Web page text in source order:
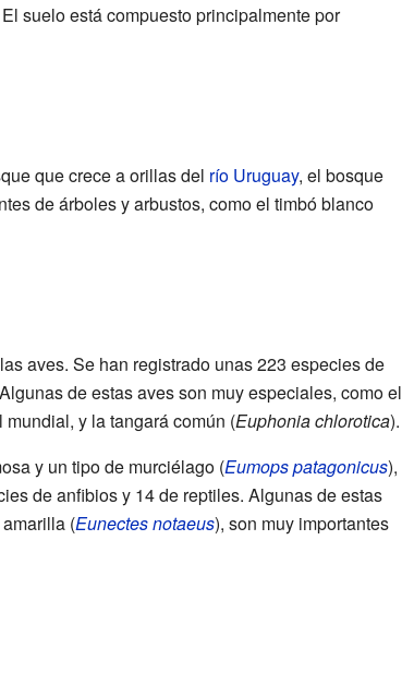
suelo está compuesto principalmente por
que crece a orillas del río Uruguay, el bosque
de árboles y arbustos, como el timbó blanco
aves. Se han registrado unas 223 especies de
de estas aves son muy especiales, como el
y la tangará común (Euphonia chlorotica).
y un tipo de murciélago (Eumops patagonicus),
de anfibios y 14 de reptiles. Algunas de estas
(Eunectes notaeus), son muy importantes